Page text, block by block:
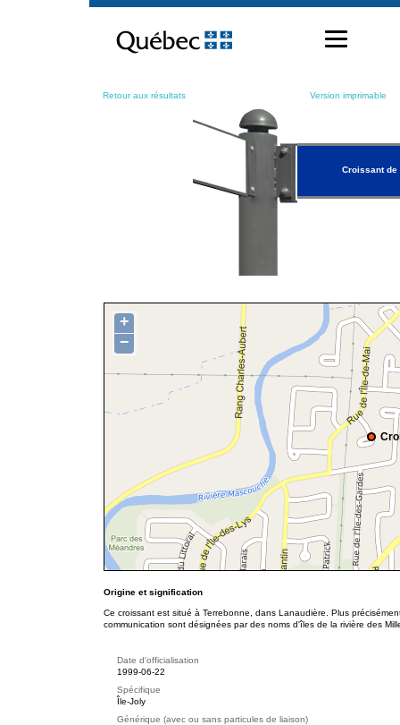
contenu
Retour aux résultats Version imprimable
Croissant
+
−
Origine et signification
Ce croissant est situé à Terrebonne, dans Lanaudière. Plus
communication sont désignées par des noms d'îles de la rivière des
Date d'officialisation
1999-06-22
Spécifique
Île-Joly
Générique (avec ou sans particules de liaison)